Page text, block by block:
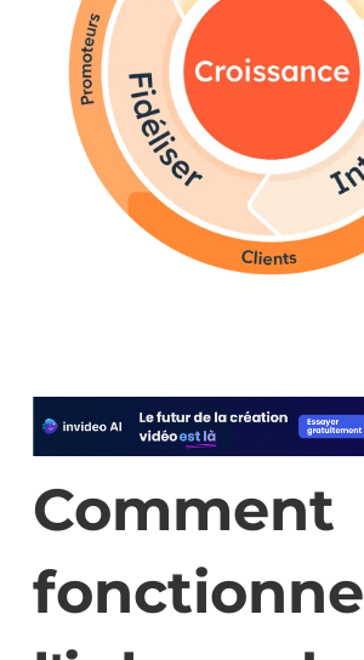
Comment
fonctionne